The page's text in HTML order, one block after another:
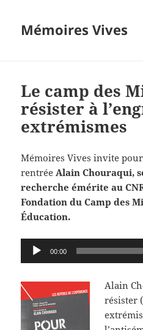
Mémoires Vives
Le camp des
résister à
extrémismes
Mémoires Vives invite
rentréeAlain Chouraqui,
recherche émérite au
Fondation du Camp des
Éducation.
Lecteur
audio
00:00
Alain
résister